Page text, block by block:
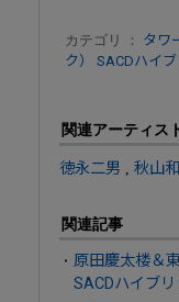
カテゴリ ： タワ
ク）
SACDハイ
関連アーティス
徳永二男 秋山
関連記事
原田慶太楼＆
SACDハイブ